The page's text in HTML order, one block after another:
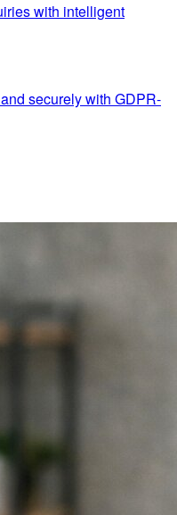
with intelligent
securely with GDPR-